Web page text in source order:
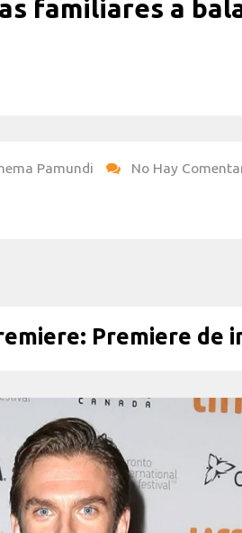
familiares a
Pamundi
No Hay
Premiere de